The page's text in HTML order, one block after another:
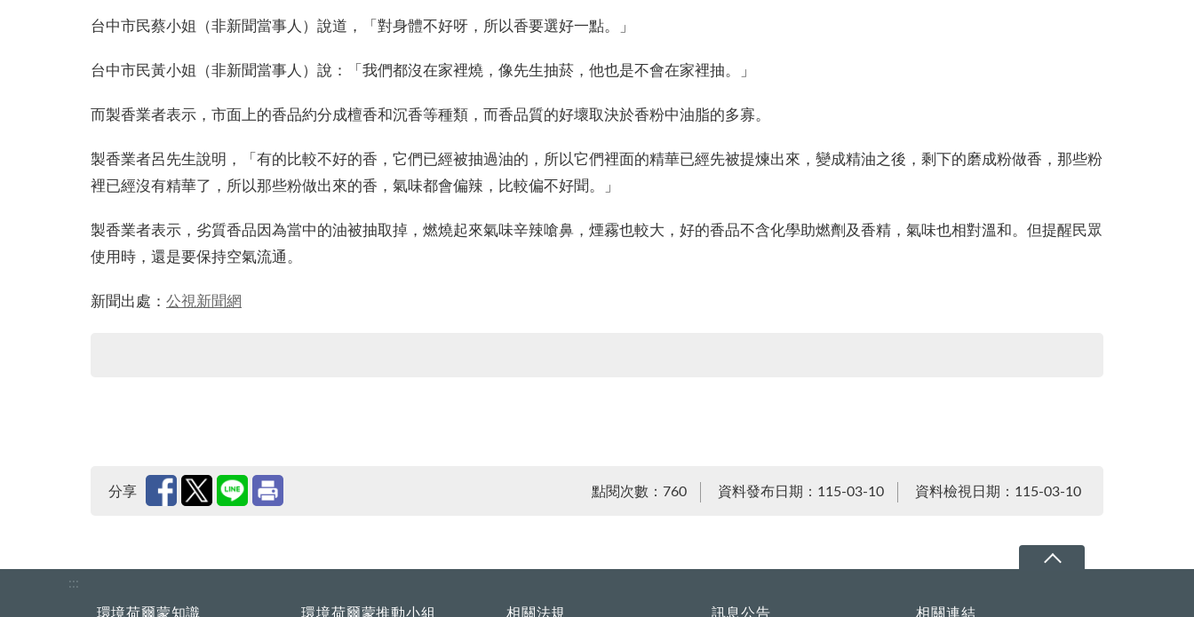
台中市民蔡小姐（非新聞當事人）說道，「對身體不好呀，所以香要選好一點。」
台中市民黃小姐（非新聞當事人）說：「我們都沒在家裡燒，像先生抽菸，他也是不會在家裡抽。」
而製香業者表示，市面上的香品約分成檀香和沉香等種類，而香品質的好壞取決於香粉中油脂的多寡。
製香業者呂先生說明，「有的比較不好的香，它們已經被抽過油的，所以它們裡面的精華已經先被提煉出來，變成精油之後，剩下的磨成粉做香，那些粉
裡已經沒有精華了，所以那些粉做出來的香，氣味都會偏辣，比較偏不好聞。」
製香業者表示，劣質香品因為當中的油被抽取掉，燃燒起來氣味辛辣嗆鼻，煙霧也較大，好的香品不含化學助燃劑及香精，氣味也相對溫和。但提醒民眾
使用時，還是要保持空氣流通。
新聞出處： 公視新聞網
分享 點閱次數：760 資料發布日期：115-03-10 資料檢視日期：115-03-10
:::
環境荷爾蒙知識 環境荷爾蒙推動小組 相關法規 訊息公告 相關連結